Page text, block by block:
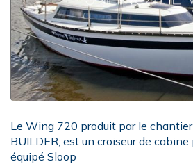
Le Wing 720 produit par le chantier
BUILDER, est un croiseur de
équipé Sloop